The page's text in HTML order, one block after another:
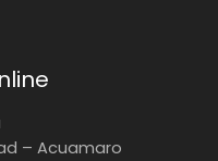
– Acuamaro